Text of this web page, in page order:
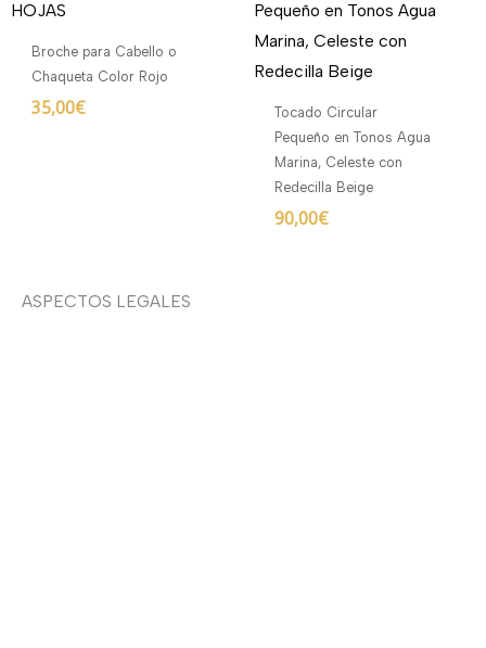
Broche para Cabello o
Chaqueta Color Rojo
35,00€
Tocado Circular
Pequeño en Tonos Agua
Marina, Celeste con
Redecilla Beige
90,00€
ASPECTOS LEGALES